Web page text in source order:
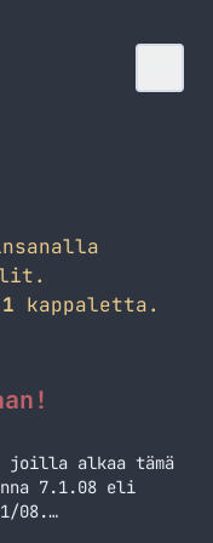
1 kappaletta.
joilla alkaa tämä
7.1.08 eli
08.
1/08